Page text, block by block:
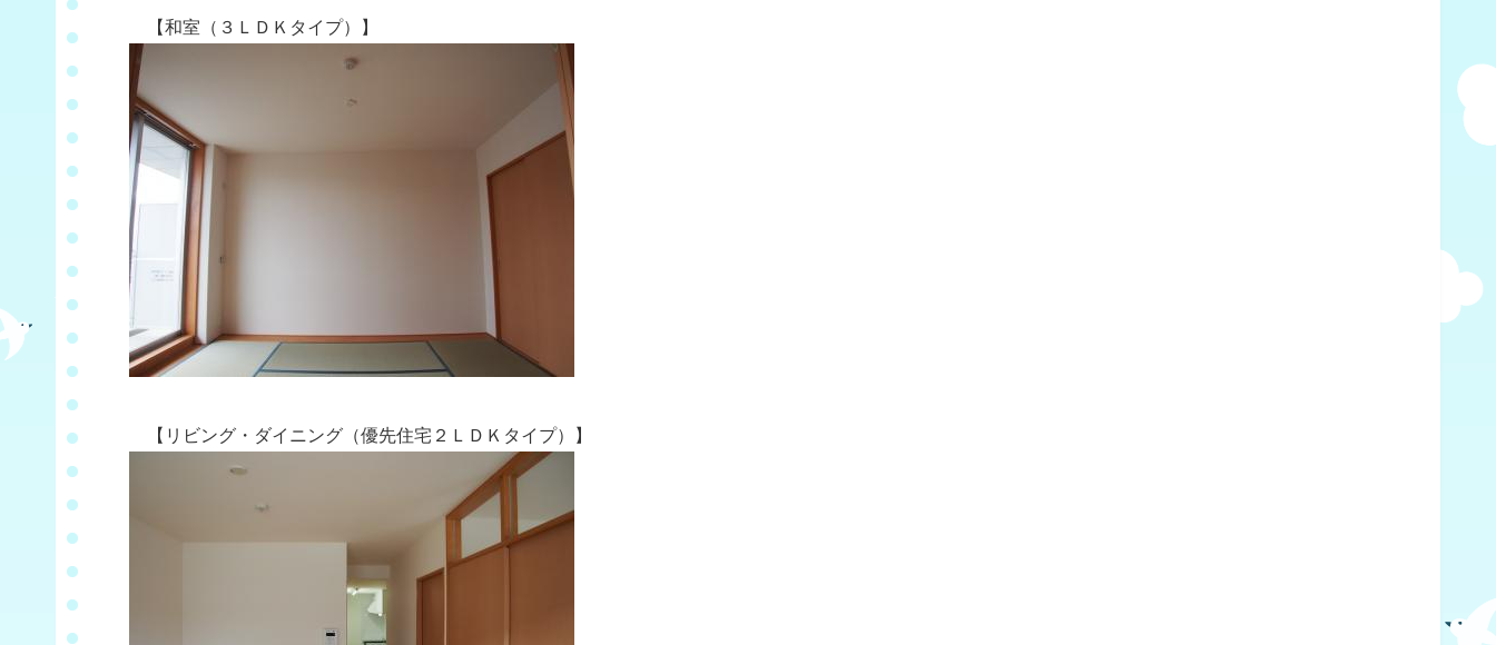
【和室（３ＬＤＫタイプ）】
【リビング・ダイニング（優先住宅２ＬＤＫタイプ）】